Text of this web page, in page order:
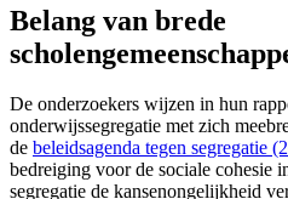
Belang van brede
De onderzoekers wijzen in hun
onderwijssegregatie met zich
de beleidsagenda tegen segregatie
bedreiging voor de sociale cohesie
segregatie de kansenongelijkheid